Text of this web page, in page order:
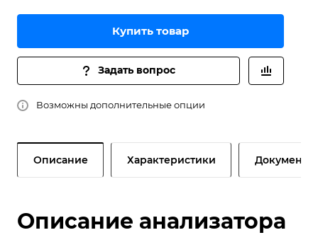
Купить товар
Задать вопрос
Возможны дополнительные опции
Описание Характеристики Документы
Описание анализатора